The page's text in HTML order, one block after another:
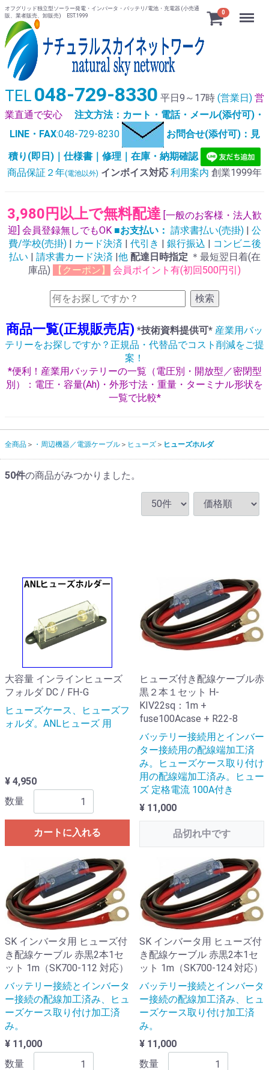
オフグリッド独立型ソーラー発電・インバータ・バッテリ/電池・充電器 (小売通
販、業者販売、卸販売) EST.1999
0 Menu
TEL 048-729-8330 平日9～17時 (営業日) 営
業直通で安心
注文方法：カート・電話・メール(添付可)・
LINE・FAX:048-729-8230
お問合せ(添付可)：見
積り(即日)｜仕様書｜修理｜在庫・納期確認
商品保証２年(電池以外) インボイス対応 利用案内 創業1999年
3,980円以上で無料配達 [一般のお客様・法人歓
迎] 会員登録無しでもOK ■お支払い： 請求書払い(売掛) | 公
費/学校(売掛) | カード決済 | 代引き | 銀行振込 | コンビニ後
払い | 請求書カード決済 |他 配達日時指定 ＊最短翌日着(在
庫品)
【クーポン】 会員ポイント有(初回500円引)
検索
商品一覧(正規販売店) *技術資料提供可* 産業用バッ
テリーをお探しですか？正規品・代替品でコスト削減をご提
案！
*便利！産業用バッテリーの一覧（電圧別・開放型／密閉型
別）：電圧・容量(Ah)・外形寸法・重量・ターミナル形状を
一覧で比較*
全商品 ・周辺機器／電源ケーブル ヒューズ ヒューズホルダ
50件の商品がみつかりました。
大容量 インラインヒューズ
フォルダ DC / FH-G
ヒューズケース、ヒューズフ
ォルダ。ANLヒューズ 用
¥ 4,950
数量
カートに入れる
ヒューズ付き配線ケーブル赤
黒２本１セット H-
KIV22sq：1m +
fuse100Acase + R22-8
バッテリー接続用とインバー
ター接続用の配線端加工済
み。ヒューズケース取り付け
用の配線端加工済み。ヒュー
ズ 定格電流 100A付き
¥ 11,000
品切れ中です
SK インバータ用 ヒューズ付
き配線ケーブル 赤黒2本1セ
ット 1m（SK700-112 対応）
バッテリー接続とインバータ
ー接続の配線加工済み、ヒュ
ーズケース取り付け加工済
み。
¥ 11,000
数量
SK インバータ用 ヒューズ付
き配線ケーブル 赤黒2本1セ
ット 1m（SK700-124 対応）
バッテリー接続とインバータ
ー接続の配線加工済み、ヒュ
ーズケース取り付け加工済
み。
¥ 11,000
数量